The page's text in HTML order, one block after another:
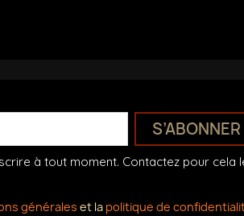
à tout moment. Contactez pour cela
générales et la politique de